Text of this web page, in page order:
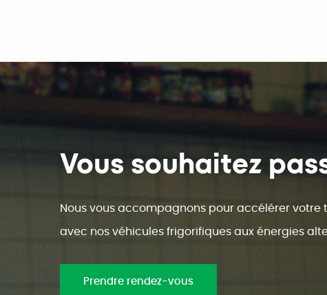
Vous souhaitez
Nous vous accompagnons pour accélérer votre
avec nos véhicules frigorifiques aux énergies
Prendre rendez-vous